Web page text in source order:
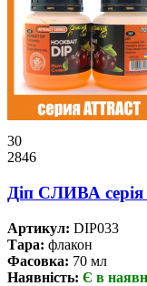
30
2846
Дiп СЛИВА
Артикул: DIP033
Тара: флакон
Фасовка: 70 мл
Наявність: Є в